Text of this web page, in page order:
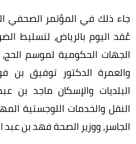
عُقد اليوم بالرياض، لتسليط
الجهات الحكومية لموسم
والعمرة الدكتور توفيق بن
البلديات والإسكان ماجد بن
النقل والخدمات اللوجستية
الجاسر، ووزير الصحة فهد بن عبد